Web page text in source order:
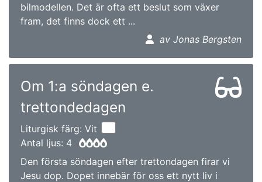
bilmodellen. Det är ofta ett beslut som växer
fram, det finns dock ett ...
av Jonas Bergsten
Om 1:a söndagen e.
trettondedagen
Liturgisk färg: Vit
Antal ljus: 4
Den första söndagen efter trettondagen firar vi
Jesu dop. Dopet innebär för oss ett nytt liv i